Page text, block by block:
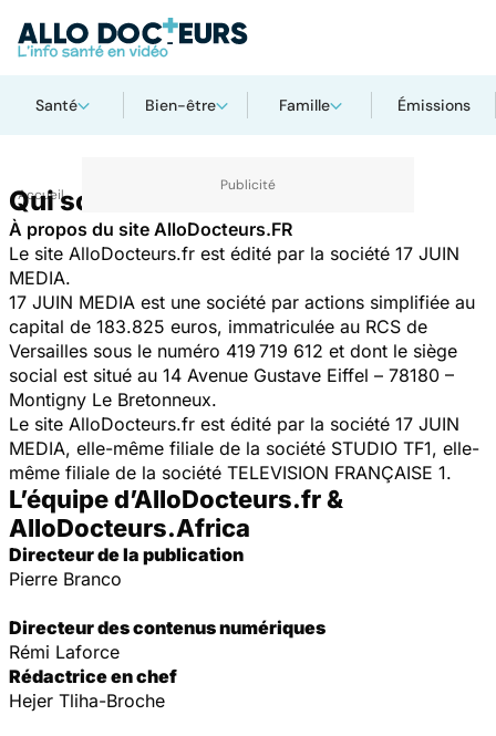
Santé Bien-être Famille Émissions
Accueil
Qui sommes-nous ?
À propos du site AlloDocteurs.FR
Le site AlloDocteurs.fr est édité par la société 17 JUIN
MEDIA.
17 JUIN MEDIA est une société par actions simplifiée au
capital de 183.825 euros, immatriculée au RCS de
Versailles sous le numéro 419 719 612 et dont le siège
social est situé au 14 Avenue Gustave Eiffel – 78180 –
Montigny Le Bretonneux.
Le site AlloDocteurs.fr est édité par la société 17 JUIN
MEDIA, elle-même filiale de la société STUDIO TF1, elle-
même filiale de la société TELEVISION FRANÇAISE 1.
L’équipe d’AlloDocteurs.fr &
AlloDocteurs.Africa
Directeur de la publication
Pierre Branco
Directeur des contenus numériques
Rémi Laforce
Rédactrice en chef
Hejer Tliha-Broche